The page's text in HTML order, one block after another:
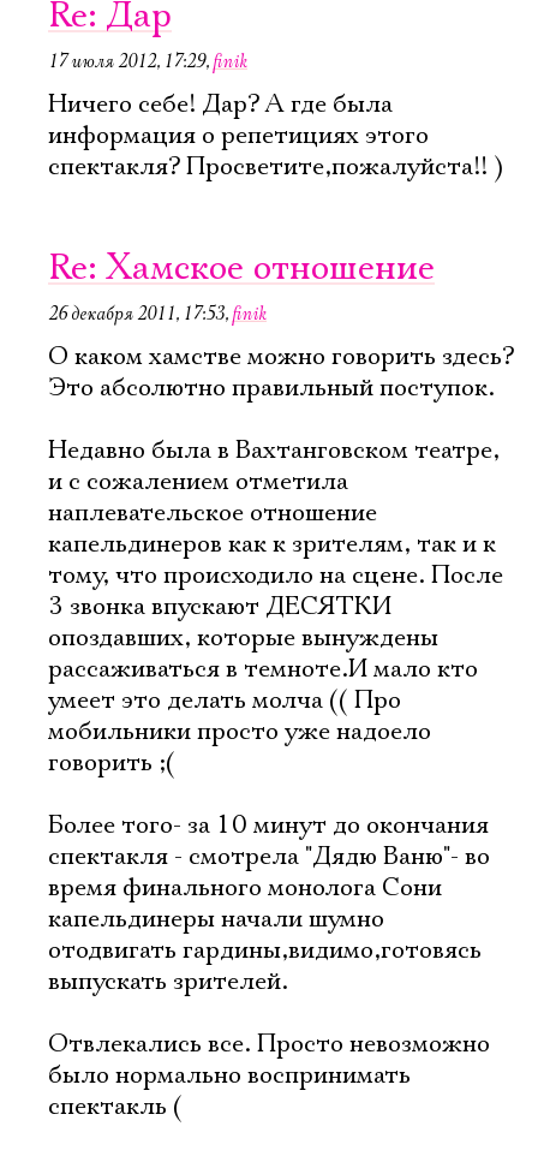
Re: Дар
17 июля 2012, 17:29,finik
Ничего себе! Дар? А где была
информация о репетициях этого
спектакля? Просветите,пожалуйста!! )
Re: Хамское отношение
26 декабря 2011, 17:53,finik
О каком хамстве можно говорить здесь?
Это абсолютно правильный поступок.
Недавно была в Вахтанговском театре,
и с сожалением отметила
наплевательское отношение
капельдинеров как к зрителям, так и к
тому, что происходило на сцене. После
3 звонка впускают ДЕСЯТКИ
опоздавших, которые вынуждены
рассаживаться в темноте.И мало кто
умеет это делать молча (( Про
мобильники просто уже надоело
говорить ;(
Более того- за 10 минут до окончания
спектакля - смотрела "Дядю Ваню"- во
время финального монолога Сони
капельдинеры начали шумно
отодвигать гардины,видимо,готовясь
выпускать зрителей.
Отвлекались все. Просто невозможно
было нормально воспринимать
спектакль (